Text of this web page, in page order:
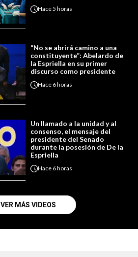
Hace5 horas
“No se abrirá camino a una
constituyente”: Abelardo de
la Espriella en su primer
discurso como presidente
Hace 6 horas
Un llamado a la unidad y al
consenso, el mensaje del
presidente del Senado
durante la posesión de De la
Espriella
Hace 6 horas
VER MÁS VIDEOS